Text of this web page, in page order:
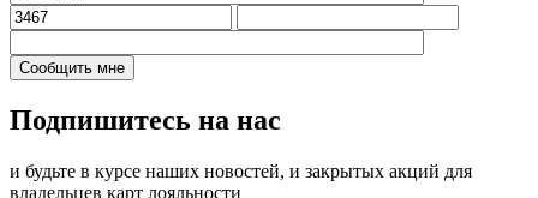
Подпишитесь на нас
и будьте в курсе наших новостей, и закрытых акций для
владельцев карт лояльности